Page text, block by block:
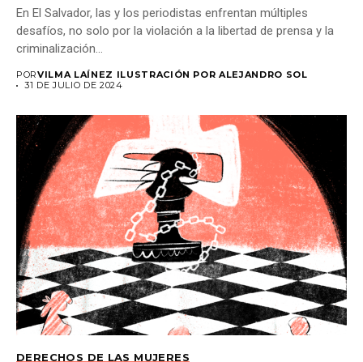
En El Salvador, las y los periodistas enfrentan múltiples
desafíos, no solo por la violación a la libertad de prensa y la
criminalización...
PORVILMA LAÍNEZ ILUSTRACIÓN POR ALEJANDRO SOL
31 DE JULIO DE 2024
DERECHOS DE LAS MUJERES